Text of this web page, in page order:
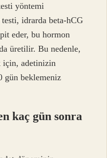
yöntemi
testi, idrarda beta-hCG
eder, bu hormon
üretilir. Bu nedenle,
için, adetinizin
gün beklemeniz
kaç gün sonra